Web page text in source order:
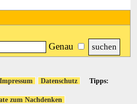
Genau
Impressum Datenschutz Tipps:
zum Nachdenken